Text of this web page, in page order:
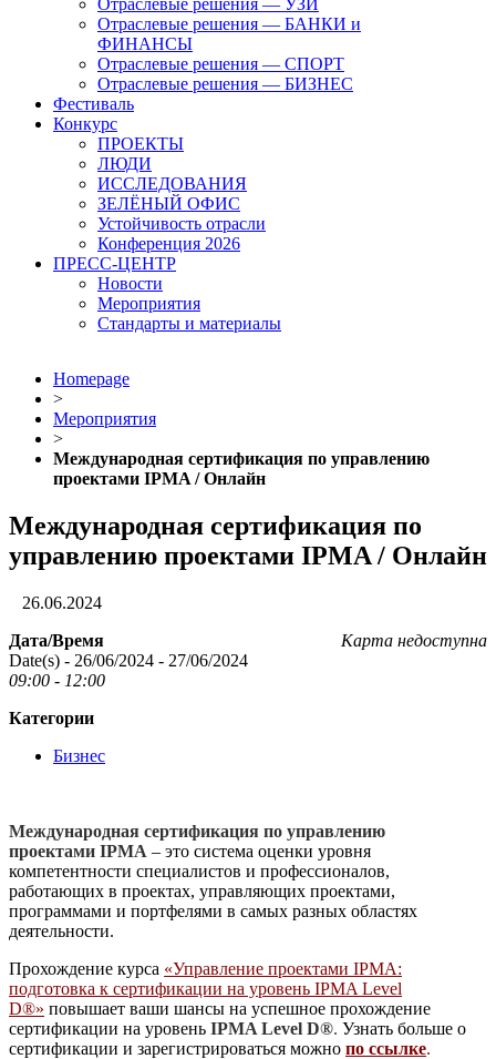
Отраслевые решения — УЗИ
Отраслевые решения — БАНКИ и
ФИНАНСЫ
Отраслевые решения — СПОРТ
Отраслевые решения — БИЗНЕС
Фестиваль
Конкурс
ПРОЕКТЫ
ЛЮДИ
ИССЛЕДОВАНИЯ
ЗЕЛЁНЫЙ ОФИС
Устойчивость отрасли
Конференция 2026
ПРЕСС-ЦЕНТР
Новости
Мероприятия
Стандарты и материалы
Homepage
>
Мероприятия
>
Международная сертификация по управлению
проектами IPMA / Онлайн
Международная сертификация по
управлению проектами IPMA / Онлайн
26.06.2024
Карта недоступна
Дата/Время
Date(s) - 26/06/2024 - 27/06/2024
09:00 - 12:00
Категории
Бизнес
Международная сертификация по управлению
проектами IPMA – это система оценки уровня
компетентности специалистов и профессионалов,
работающих в проектах, управляющих проектами,
программами и портфелями в самых разных областях
деятельности.
Прохождение курса «Управление проектами IPMA:
подготовка к сертификации на уровень IPMA Level
D®» повышает ваши шансы на успешное прохождение
сертификации на уровень IPMA Level D®. Узнать больше о
сертификации и зарегистрироваться можно по ссылке.